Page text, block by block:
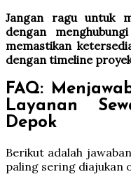
Jangan ragu untuk
dengan
memastikan
dengan timeline
FAQ:
Layanan
Depok
Berikut adalah
paling sering diajukan